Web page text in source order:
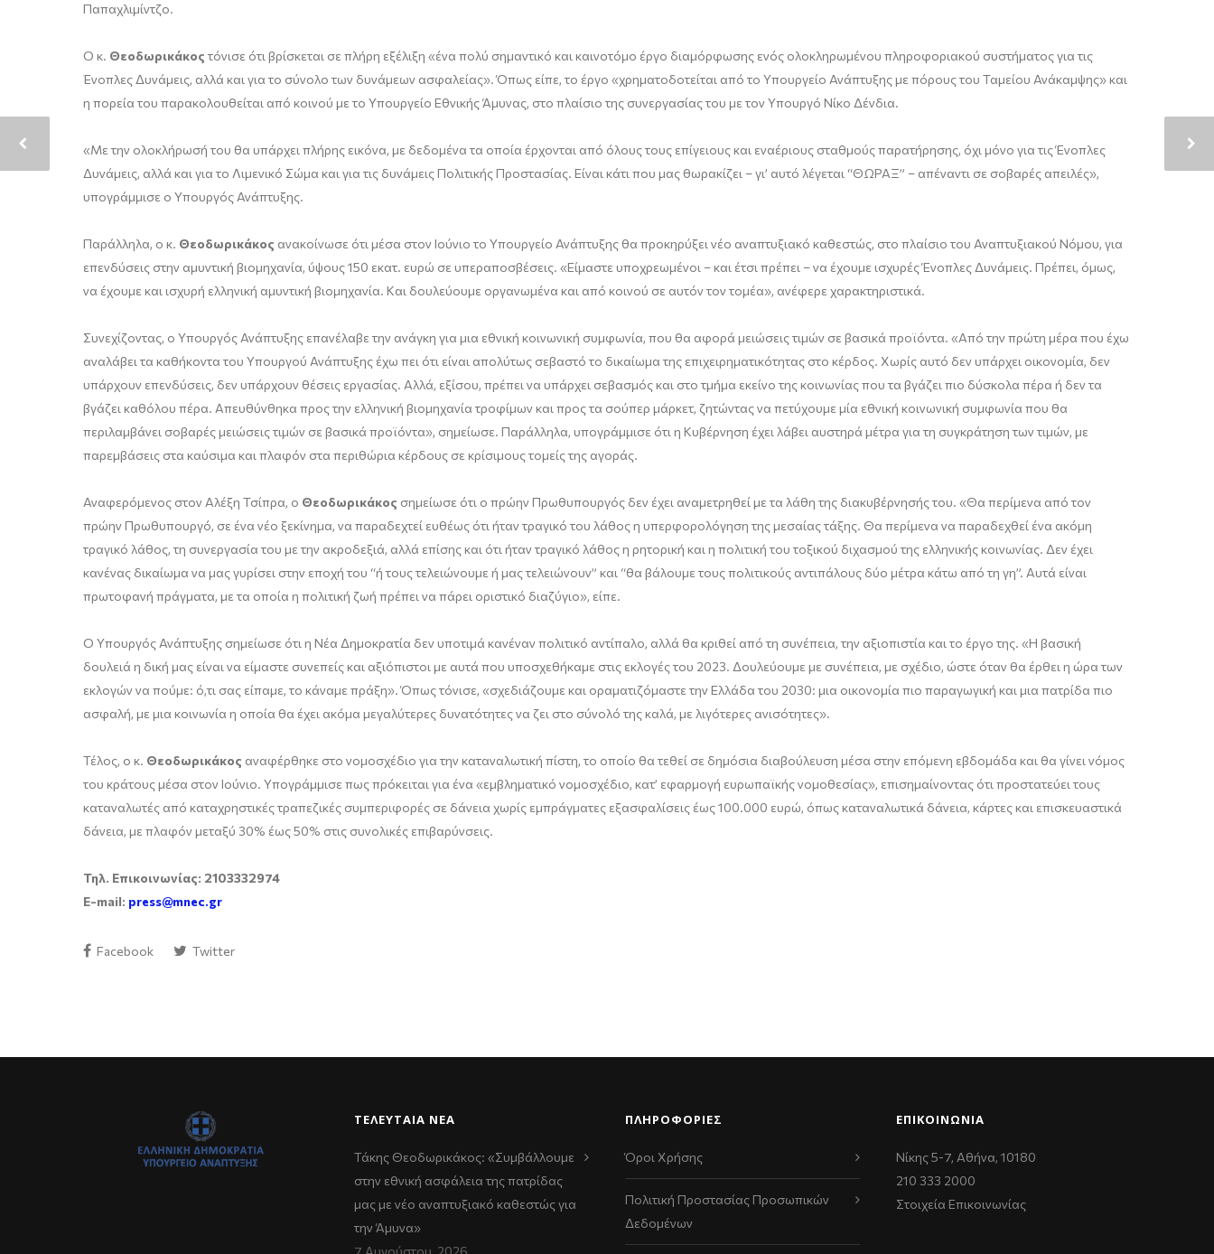
Παπαχλιμίντζο.
Ο κ. Θεοδωρικάκος τόνισε ότι βρίσκεται σε πλήρη εξέλιξη «ένα πολύ σημαντικό και καινοτόμο έργο διαμόρφωσης ενός ολοκληρωμένου πληροφοριακού συστήματος για τις
Ένοπλες Δυνάμεις, αλλά και για το σύνολο των δυνάμεων ασφαλείας». Όπως είπε, το έργο «χρηματοδοτείται από το Υπουργείο Ανάπτυξης με πόρους του Ταμείου Ανάκαμψης» και
η πορεία του παρακολουθείται από κοινού με το Υπουργείο Εθνικής Άμυνας, στο πλαίσιο της συνεργασίας του με τον Υπουργό Νίκο Δένδια.
«Με την ολοκλήρωσή του θα υπάρχει πλήρης εικόνα, με δεδομένα τα οποία έρχονται από όλους τους επίγειους και εναέριους σταθμούς παρατήρησης, όχι μόνο για τις Ένοπλες
Δυνάμεις, αλλά και για το Λιμενικό Σώμα και για τις δυνάμεις Πολιτικής Προστασίας. Είναι κάτι που μας θωρακίζει – γι’ αυτό λέγεται “ΘΩΡΑΞ” – απέναντι σε σοβαρές απειλές»,
υπογράμμισε ο Υπουργός Ανάπτυξης.
Παράλληλα, ο κ. Θεοδωρικάκος ανακοίνωσε ότι μέσα στον Ιούνιο το Υπουργείο Ανάπτυξης θα προκηρύξει νέο αναπτυξιακό καθεστώς, στο πλαίσιο του Αναπτυξιακού Νόμου, για
επενδύσεις στην αμυντική βιομηχανία, ύψους 150 εκατ. ευρώ σε υπεραποσβέσεις. «Είμαστε υποχρεωμένοι – και έτσι πρέπει – να έχουμε ισχυρές Ένοπλες Δυνάμεις. Πρέπει, όμως,
να έχουμε και ισχυρή ελληνική αμυντική βιομηχανία. Και δουλεύουμε οργανωμένα και από κοινού σε αυτόν τον τομέα», ανέφερε χαρακτηριστικά.
Συνεχίζοντας, ο Υπουργός Ανάπτυξης επανέλαβε την ανάγκη για μια εθνική κοινωνική συμφωνία, που θα αφορά μειώσεις τιμών σε βασικά προϊόντα. «Από την πρώτη μέρα που έχω
αναλάβει τα καθήκοντα του Υπουργού Ανάπτυξης έχω πει ότι είναι απολύτως σεβαστό το δικαίωμα της επιχειρηματικότητας στο κέρδος. Χωρίς αυτό δεν υπάρχει οικονομία, δεν
υπάρχουν επενδύσεις, δεν υπάρχουν θέσεις εργασίας. Αλλά, εξίσου, πρέπει να υπάρχει σεβασμός και στο τμήμα εκείνο της κοινωνίας που τα βγάζει πιο δύσκολα πέρα ή δεν τα
βγάζει καθόλου πέρα. Απευθύνθηκα προς την ελληνική βιομηχανία τροφίμων και προς τα σούπερ μάρκετ, ζητώντας να πετύχουμε μία εθνική κοινωνική συμφωνία που θα
περιλαμβάνει σοβαρές μειώσεις τιμών σε βασικά προϊόντα», σημείωσε. Παράλληλα, υπογράμμισε ότι η Κυβέρνηση έχει λάβει αυστηρά μέτρα για τη συγκράτηση των τιμών, με
παρεμβάσεις στα καύσιμα και πλαφόν στα περιθώρια κέρδους σε κρίσιμους τομείς της αγοράς.
Αναφερόμενος στον Αλέξη Τσίπρα, ο Θεοδωρικάκος σημείωσε ότι ο πρώην Πρωθυπουργός δεν έχει αναμετρηθεί με τα λάθη της διακυβέρνησής του. «Θα περίμενα από τον
πρώην Πρωθυπουργό, σε ένα νέο ξεκίνημα, να παραδεχτεί ευθέως ότι ήταν τραγικό του λάθος η υπερφορολόγηση της μεσαίας τάξης. Θα περίμενα να παραδεχθεί ένα ακόμη
τραγικό λάθος, τη συνεργασία του με την ακροδεξιά, αλλά επίσης και ότι ήταν τραγικό λάθος η ρητορική και η πολιτική του τοξικού διχασμού της ελληνικής κοινωνίας. Δεν έχει
κανένας δικαίωμα να μας γυρίσει στην εποχή του “ή τους τελειώνουμε ή μας τελειώνουν” και “θα βάλουμε τους πολιτικούς αντιπάλους δύο μέτρα κάτω από τη γη”. Αυτά είναι
πρωτοφανή πράγματα, με τα οποία η πολιτική ζωή πρέπει να πάρει οριστικό διαζύγιο», είπε.
Ο Υπουργός Ανάπτυξης σημείωσε ότι η Νέα Δημοκρατία δεν υποτιμά κανέναν πολιτικό αντίπαλο, αλλά θα κριθεί από τη συνέπεια, την αξιοπιστία και το έργο της. «Η βασική
δουλειά η δική μας είναι να είμαστε συνεπείς και αξιόπιστοι με αυτά που υποσχεθήκαμε στις εκλογές του 2023. Δουλεύουμε με συνέπεια, με σχέδιο, ώστε όταν θα έρθει η ώρα των
εκλογών να πούμε: ό,τι σας είπαμε, το κάναμε πράξη». Όπως τόνισε, «σχεδιάζουμε και οραματιζόμαστε την Ελλάδα του 2030: μια οικονομία πιο παραγωγική και μια πατρίδα πιο
ασφαλή, με μια κοινωνία η οποία θα έχει ακόμα μεγαλύτερες δυνατότητες να ζει στο σύνολό της καλά, με λιγότερες ανισότητες».
Τέλος, ο κ. Θεοδωρικάκος αναφέρθηκε στο νομοσχέδιο για την καταναλωτική πίστη, το οποίο θα τεθεί σε δημόσια διαβούλευση μέσα στην επόμενη εβδομάδα και θα γίνει νόμος
του κράτους μέσα στον Ιούνιο. Υπογράμμισε πως πρόκειται για ένα «εμβληματικό νομοσχέδιο, κατ’ εφαρμογή ευρωπαϊκής νομοθεσίας», επισημαίνοντας ότι προστατεύει τους
καταναλωτές από καταχρηστικές τραπεζικές συμπεριφορές σε δάνεια χωρίς εμπράγματες εξασφαλίσεις έως 100.000 ευρώ, όπως καταναλωτικά δάνεια, κάρτες και επισκευαστικά
δάνεια, με πλαφόν μεταξύ 30% έως 50% στις συνολικές επιβαρύνσεις.
Τηλ. Επικοινωνίας: 2103332974
E-mail: press@mnec.gr
Facebook Twitter
ΤΕΛΕΥΤΑΊΑ ΝΈΑ
Τάκης Θεοδωρικάκος: «Συμβάλλουμε
στην εθνική ασφάλεια της πατρίδας
μας με νέο αναπτυξιακό καθεστώς για
την Άμυνα»
ΠΛΗΡΟΦΟΡΙΕΣ
Όροι Χρήσης
Πολιτική Προστασίας Προσωπικών
Δεδομένων
ΕΠΙΚΟΙΝΩΝΊΑ
Νίκης 5-7, Αθήνα, 10180
210 333 2000
Στοιχεία Επικοινωνίας